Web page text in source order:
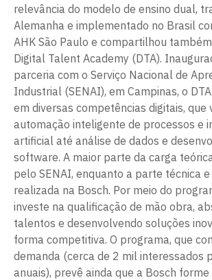
relevância do modelo de ensino dual,
Alemanha e implementado no Brasil
AHK São Paulo e compartilhou
Digital Talent Academy (DTA).
parceria com o Serviço Nacional de
Industrial (SENAI), em Campinas, o
em diversas competências digitais, que
automação inteligente de processos e
artificial até análise de dados e
software. A maior parte da carga
pelo SENAI, enquanto a parte técnica
realizada na Bosch. Por meio do
investe na qualificação de mão obra,
talentos e desenvolvendo soluções
forma competitiva. O programa, que
demanda (cerca de 2 mil interessados
anuais), prevê ainda que a Bosch